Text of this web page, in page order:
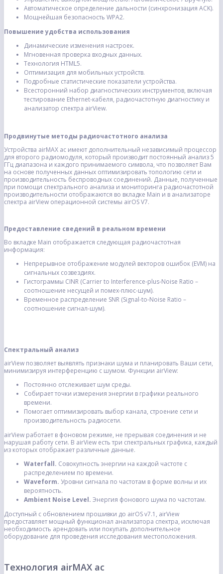
Автоматическое определение дальности (синхронизация ACK).
Мощнейшая безопасность WPA2.
Повышение удобства использования
Динамические изменения настроек.
Мгновенная проверка входных данных.
Технология HTML5.
Оптимизация для мобильных устройств.
Подробные статистические показатели устройства.
Всесторонний набор диагностических инструментов, включая
тестирование Ethernet-кабеля, радиочастотную диагностику и
анализатор спектра airView.
Продвинутые методы радиочастотного анализа
Устройства airMAX ac имеют дополнительный независимый процессор
для второго радиомодуля, который производит постоянный анализ 5
ГГц диапазона и каждого принимаемого символа, что позволяет Вам
на основе полученных данных оптимизировать топологию сети и
производительность беспроводных соединений. Данные, полученные
при помощи спектрального анализа и мониторинга радиочастотной
производительности отображаются во вкладке Main и в анализаторе
спектра airView операционной системы airOS V7.
Предоставление сведений в реальном времени
Во вкладке Main отображается следующая радиочастотная
информация:
Непрерывное отображение модулей векторов ошибок (EVM) на
сигнальных созвездиях.
Гистограммы CINR (Carrier to Interference-plus-Noise Ratio –
соотношение несущей и помех-плюс-шум).
Временное распределение SNR (Signal-to-Noise Ratio –
соотношение сигнал-шум).
Спектральный анализ
airView позволяет выявлять признаки шума и планировать Ваши сети,
минимизируя интерференцию с шумом. Функции airView:
Постоянно отслеживает шум среды.
Собирает точки измерения энергии в графики реального
времени.
Помогает оптимизировать выбор канала, строение сети и
производительность радиосети.
airView работает в фоновом режиме, не прерывая соединения и не
нарушая работу сети. В airView есть три спектральных графика, каждый
из которых отображает различные данные.
Waterfall. Совокупность энергии на каждой частоте с
распределением по времени.
Waveform. Уровни сигнала по частотам в форме волны и их
вероятность.
Ambient Noise Level. Энергия фонового шума по частотам.
Доступный с обновлением прошивки до airOS v7.1, airView
предоставляет мощный функционал анализатора спектра, исключая
необходимость арендовать или покупать дополнительное
оборудование для проведения исследования местоположения.
Технология airMAX ac